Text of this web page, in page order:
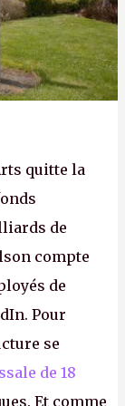
quitte la
de
compte
de
Pour
se
de 18
Et comme